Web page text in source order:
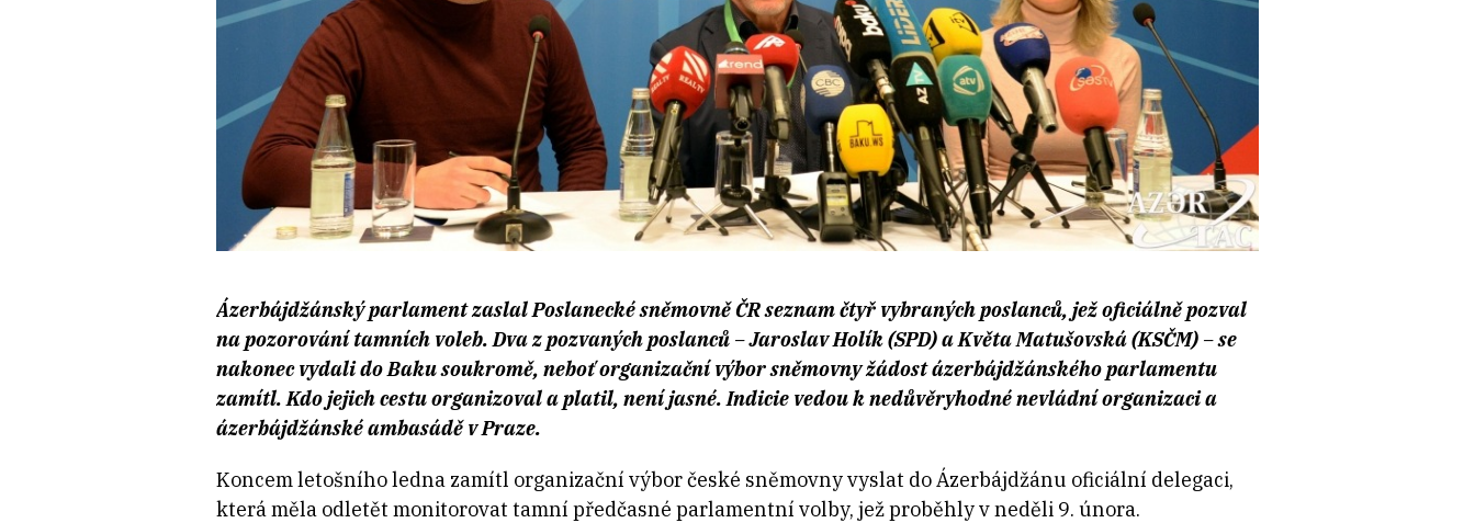
Ázerbájdžánský parlament zaslal Poslanecké sněmovně ČR seznam čtyř vybraných poslanců, jež oficiálně pozval
na pozorování tamních voleb. Dva z pozvaných poslanců ­– Jaroslav Holík (SPD) a Květa Matušovská (KSČM) – se
nakonec vydali do Baku soukromě, neboť organizační výbor sněmovny žádost ázerbájdžánského parlamentu
zamítl. Kdo jejich cestu organizoval a platil, není jasné. Indicie vedou k nedůvěryhodné nevládní organizaci a
ázerbájdžánské ambasádě v Praze.
Koncem letošního ledna zamítl organizační výbor české sněmovny vyslat do Ázerbájdžánu oficiální delegaci,
která měla odletět monitorovat tamní předčasné parlamentní volby, jež proběhly v neděli 9. února.